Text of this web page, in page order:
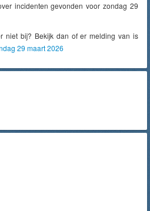
incidenten gevonden voor zondag 29
niet bij? Bekijk dan of er melding van is
29 maart 2026